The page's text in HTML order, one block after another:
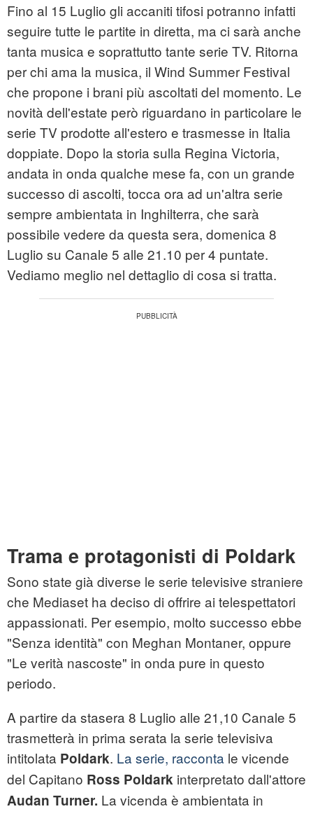
Fino al 15 Luglio gli accaniti tifosi potranno infatti
seguire tutte le partite in diretta, ma ci sarà anche
tanta musica e soprattutto tante serie TV. Ritorna
per chi ama la musica, il Wind Summer Festival
che propone i brani più ascoltati del momento. Le
novità dell'estate però riguardano in particolare le
serie TV prodotte all'estero e trasmesse in Italia
doppiate. Dopo la storia sulla Regina Victoria,
andata in onda qualche mese fa, con un grande
successo di ascolti, tocca ora ad un'altra serie
sempre ambientata in Inghilterra, che sarà
possibile vedere da questa sera, domenica 8
Luglio su Canale 5 alle 21.10 per 4 puntate.
Vediamo meglio nel dettaglio di cosa si tratta.
Trama e protagonisti di Poldark
Sono state già diverse le serie televisive straniere
che Mediaset ha deciso di offrire ai telespettatori
appassionati. Per esempio, molto successo ebbe
"Senza identità" con Meghan Montaner, oppure
"Le verità nascoste" in onda pure in questo
periodo.
A partire da stasera 8 Luglio alle 21,10 Canale 5
trasmetterà in prima serata la serie televisiva
intitolata Poldark. La serie, racconta le vicende
del Capitano Ross Poldark interpretato dall'attore
Audan Turner. La vicenda è ambientata in